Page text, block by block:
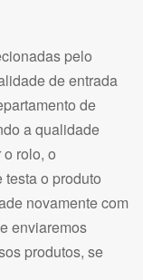
pelo
de entrada
de
a qualidade
rolo, o
o produto
novamente com
enviaremos
produtos, se